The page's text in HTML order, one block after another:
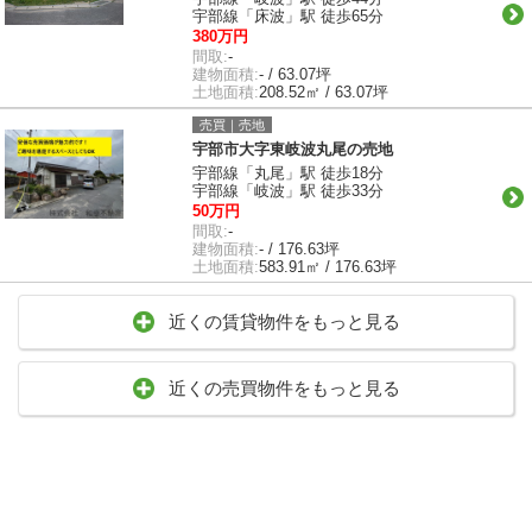
宇部線「床波」駅 徒歩65分
380万円
間取:-
建物面積:- / 63.07坪
土地面積:208.52㎡ / 63.07坪
売買｜売地
宇部市大字東岐波丸尾の売地
宇部線「丸尾」駅 徒歩18分
宇部線「岐波」駅 徒歩33分
50万円
間取:-
建物面積:- / 176.63坪
土地面積:583.91㎡ / 176.63坪
近くの賃貸物件をもっと見る
近くの売買物件をもっと見る